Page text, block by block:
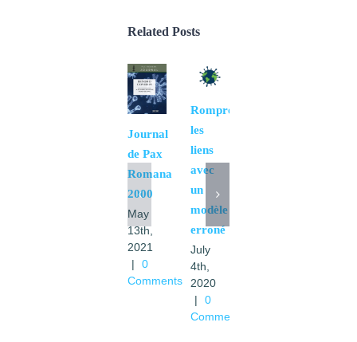
Related Posts
Journal
de Pax
Romana
2000
May
13th,
2021
|
0
Comments
Rompre
les
liens
avec
un
modèle
erroné
July
4th,
2020
|
0
Comments